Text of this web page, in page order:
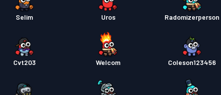
SeIim Uros Radomizerperson
Cvt203 Welcom Coleson123456